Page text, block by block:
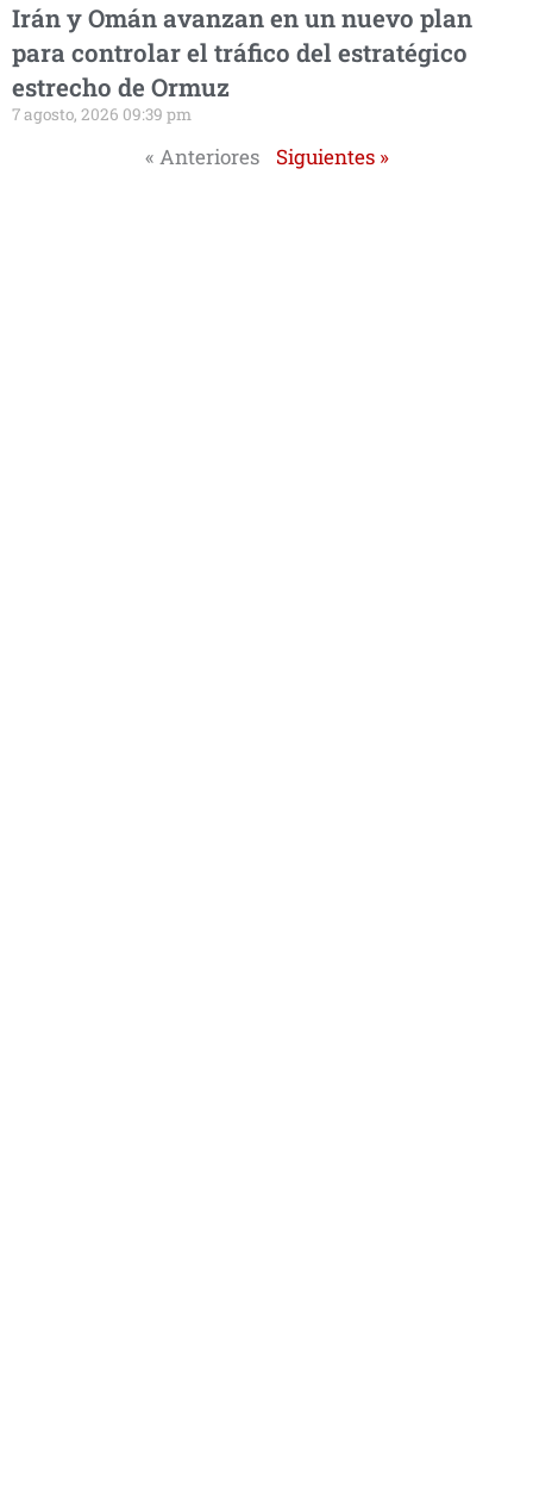
Irán y Omán avanzan en un nuevo plan
para controlar el tráfico del estratégico
estrecho de Ormuz
7 agosto, 2026 09:39 pm
« Anteriores Siguientes »